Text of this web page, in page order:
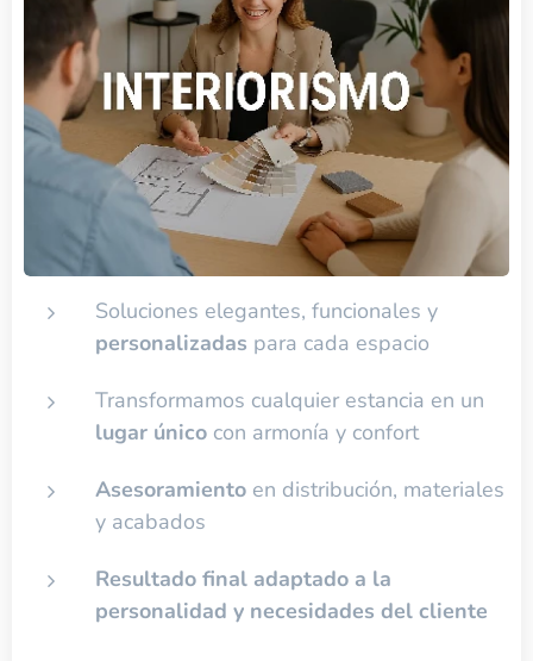
Soluciones elegantes, funcionales y
personalizadas para cada espacio
Transformamos cualquier estancia en un
lugar único con armonía y confort
Asesoramiento en distribución, materiales
y acabados
Resultado final adaptado a la
personalidad y necesidades del cliente